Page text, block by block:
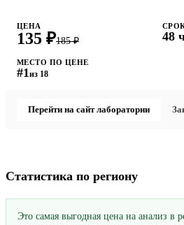
ЦЕНА
135 ₽185 ₽ 48
МЕСТО ПО ЦЕНЕ
#1из 18
Перейти на сайт лаборатории
Статистика по региону
Это самая выгодная цена на анализ в